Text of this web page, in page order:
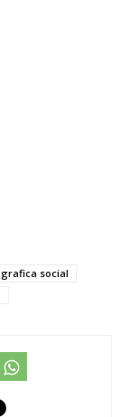
grafica social